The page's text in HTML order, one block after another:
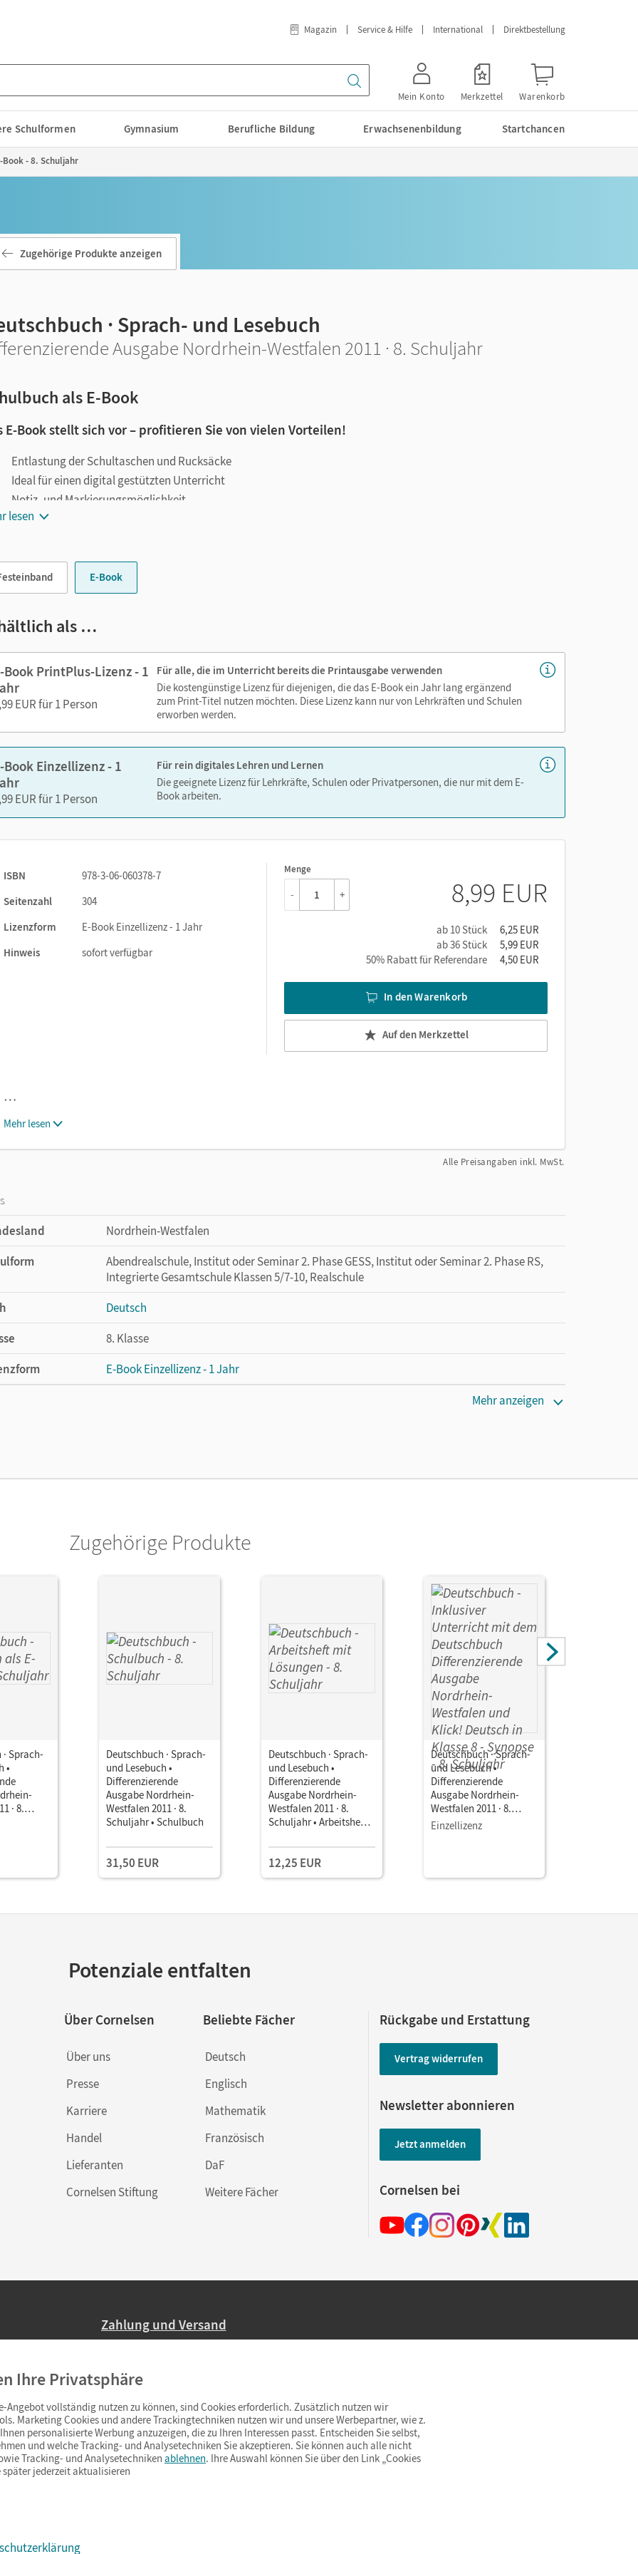
Magazin Service & Hilfe International Direktbestellung
Mein Konto Merkzettel Warenkorb
Schulformen Gymnasium Berufliche Bildung Erwachsenenbildung Startchancen
Book - 8. Schuljahr
Zugehörige Produkte anzeigen
· Sprach- und Lesebuch
Ausgabe Nordrhein-Westfalen 2011 · 8. Schuljahr
als E-Book
E-Book stellt sich vor – profitieren Sie von vielen Vorteilen!
Entlastung der Schultaschen und Rucksäcke
Ideal für einen digital gestützten Unterricht
Notiz- und Markierungsmöglichkeit
Jederzeit unkompliziert verfügbar
Notizen erstellen
Text ergänzen
Zoomen
lesen
E-Book
als …
Book PrintPlus-Lizenz - 1
EUR für 1 Person
Für alle, die im Unterricht bereits die Printausgabe verwenden
Die kostengünstige Lizenz für diejenigen, die das E-Book ein Jahr lang ergänzend
zum Print-Titel nutzen möchten. Diese Lizenz kann nur von Lehrkräften und Schulen
erworben werden.
Book Einzellizenz - 1
EUR für 1 Person
Für rein digitales Lehren und Lernen
Die geeignete Lizenz für Lehrkräfte, Schulen oder Privatpersonen, die nur mit dem E-
Book arbeiten.
ISBN
978-3-06-060378-7
Seitenzahl
304
Lizenzform
E-Book Einzellizenz - 1 Jahr
Hinweis
sofort verfügbar
Menge
1
- + 8,99 EUR
ab 10 Stück
6,25 EUR
ab 36 Stück
5,99 EUR
50% Rabatt für Referendare
4,50 EUR
In den Warenkorb
Auf den Merkzettel
…
Mehr lesen
Alle Preisangaben inkl. MwSt.
Nordrhein-Westfalen
Abendrealschule, Institut oder Seminar 2. Phase GESS, Institut oder Seminar 2. Phase RS,
Integrierte Gesamtschule Klassen 5/7-10, Realschule
Deutsch
8. Klasse
E-Book Einzellizenz - 1 Jahr
Cornelsen Verlag
Dick, Friedrich; Schneider, Frank; Rusnok, Toka-Lena; Stüber, Mechthild; Chatzistamatiou,
Julie; Petig, Dagmar; Biegler, Alexandra
Mehr anzeigen
Zugehörige Produkte
Sprach-
•
· 8.
Deutschbuch · Sprach-
und Lesebuch •
Differenzierende
Ausgabe Nordrhein-
Westfalen 2011 · 8.
Schuljahr • Schulbuch
31,50 EUR
Deutschbuch · Sprach-
und Lesebuch •
Differenzierende
Ausgabe Nordrhein-
Westfalen 2011 · 8.
Schuljahr • Arbeitsheft
12,25 EUR
Deutschbuch · Sprach-
und Lesebuch •
Differenzierende
Ausgabe Nordrhein-
Westfalen 2011 · 8.
Schuljahr Inklusiver
Ausgabe Nordrhein-
Synopse
Einzellizenz
Potenziale entfalten
Über Cornelsen
Über uns
Presse
Karriere
Handel
Lieferanten
Cornelsen Stiftung
Beliebte Fächer
Deutsch
Englisch
Mathematik
Französisch
DaF
Weitere Fächer
Rückgabe und Erstattung
Vertrag widerrufen
Newsletter abonnieren
Jetzt anmelden
Cornelsen bei
Zahlung und Versand
Ab 59,– EUR Bestellwert liefern wir versandkostenfrei innerhalb Deutschlands
(Lieferung in 3–6 Tagen).
& Co.
Ihre Privatsphäre
Angebot vollständig nutzen zu können, sind Cookies erforderlich. Zusätzlich nutzen wir
Marketing Cookies und andere Trackingtechniken nutzen wir und unsere Werbepartner, wie z.
personalisierte Werbung anzuzeigen, die zu Ihren Interessen passt. Entscheiden Sie selbst,
und welche Tracking- und Analysetechniken Sie akzeptieren. Sie können auch alle nicht
Tracking- und Analysetechniken ablehnen. Ihre Auswahl können Sie über den Link „Cookies
später jederzeit aktualisieren